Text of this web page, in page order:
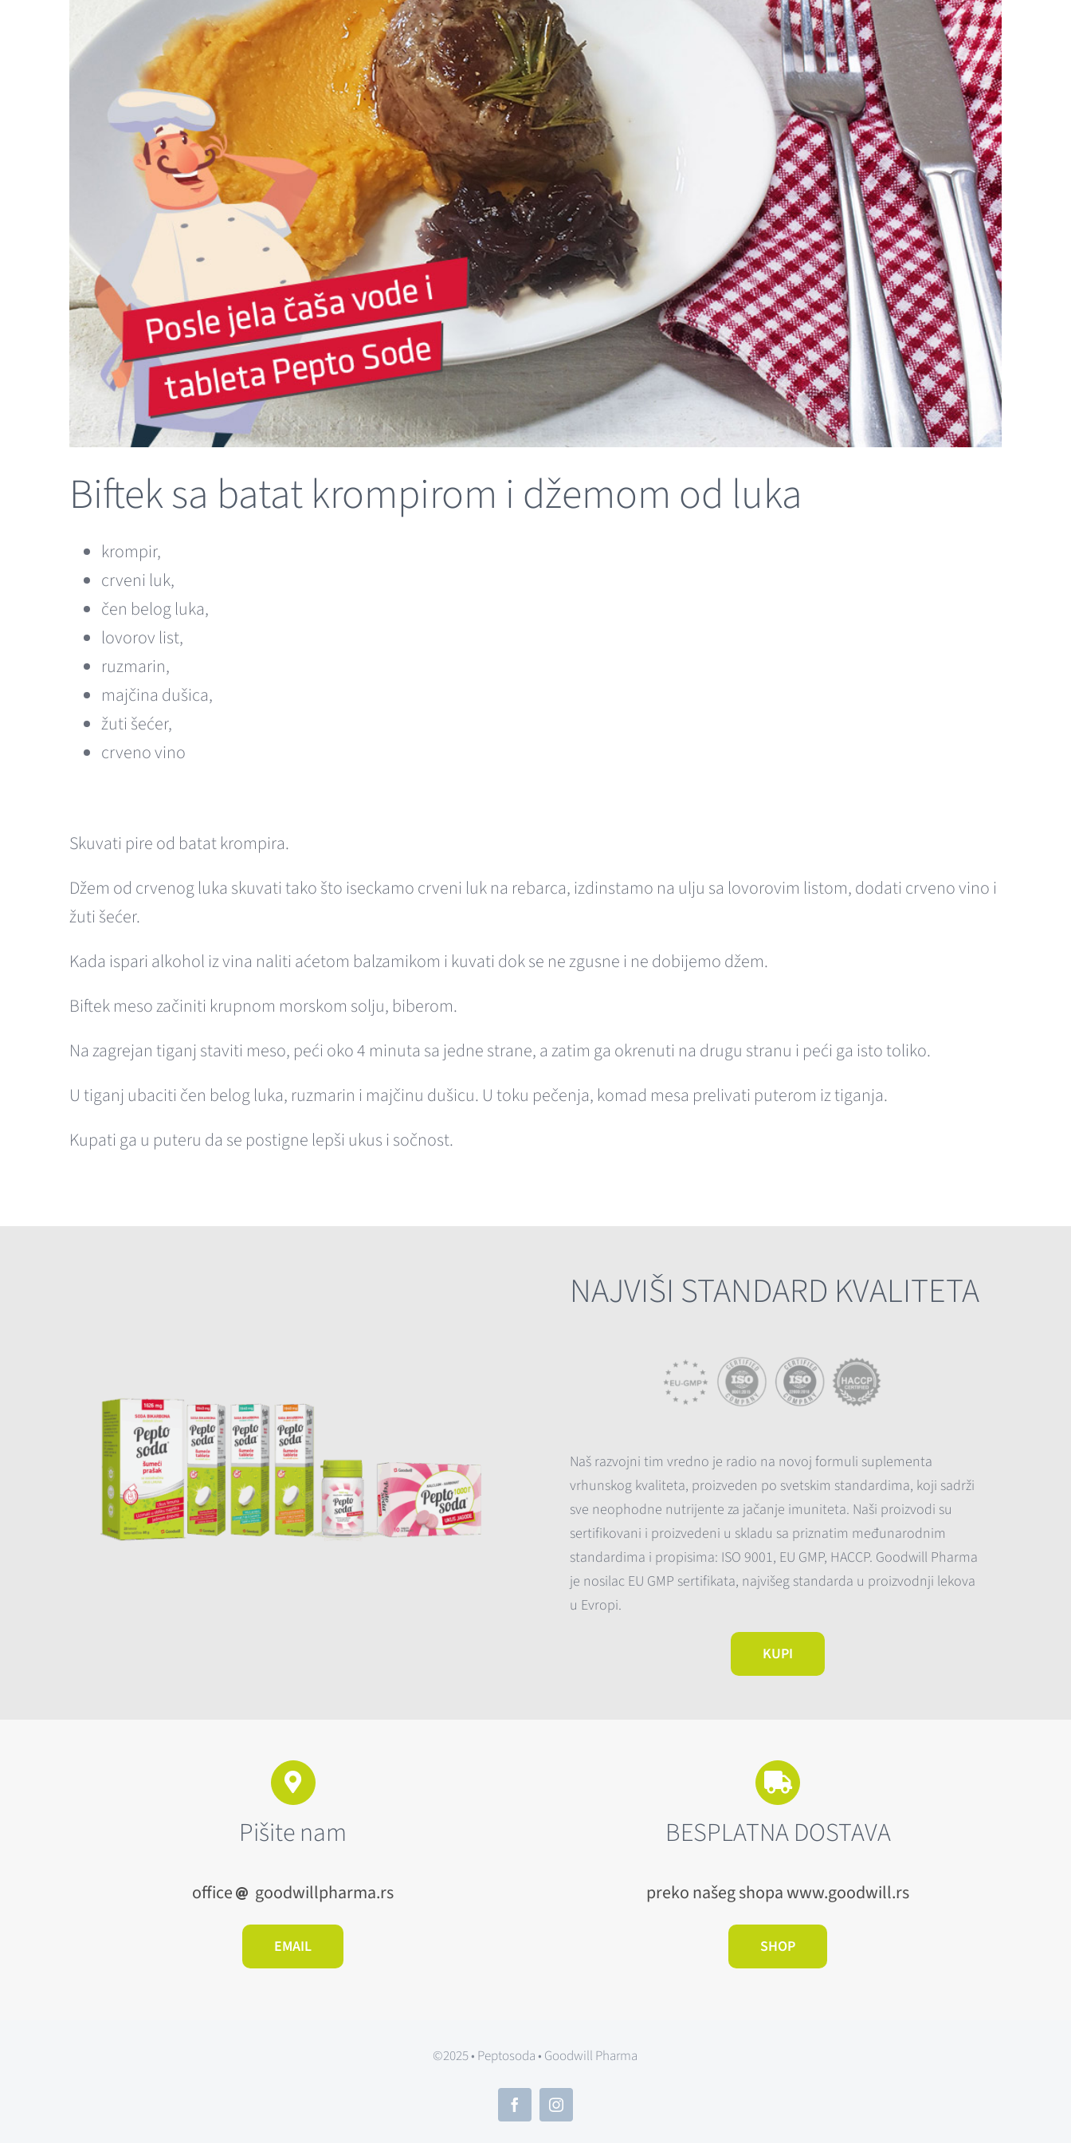
Biftek sa batat krompirom i džemom od luka
krompir,
crveni luk,
čen belog luka,
lovorov list,
ruzmarin,
majčina dušica,
žuti šećer,
crveno vino
Skuvati pire od batat krompira.
Džem od crvenog luka skuvati tako što iseckamo crveni luk na rebarca, izdinstamo na ulju sa lovorovim listom, dodati crveno vino i
žuti šećer.
Kada ispari alkohol iz vina naliti aćetom balzamikom i kuvati dok se ne zgusne i ne dobijemo džem.
Biftek meso začiniti krupnom morskom solju, biberom.
Na zagrejan tiganj staviti meso, peći oko 4 minuta sa jedne strane, a zatim ga okrenuti na drugu stranu i peći ga isto toliko.
U tiganj ubaciti čen belog luka, ruzmarin i majčinu dušicu. U toku pečenja, komad mesa prelivati puterom iz tiganja.
Kupati ga u puteru da se postigne lepši ukus i sočnost.
NAJVIŠI STANDARD KVALITETA
Naš razvojni tim vredno je radio na novoj formuli suplementa
vrhunskog kvaliteta, proizveden po svetskim standardima, koji sadrži
sve neophodne nutrijente za jačanje imuniteta. Naši proizvodi su
sertifikovani i proizvedeni u skladu sa priznatim međunarodnim
standardima i propisima: ISO 9001, EU GMP, HACCP. Goodwill Pharma
je nosilac EU GMP sertifikata, najvišeg standarda u proizvodnji lekova
u Evropi.
KUPI
Pišite nam
office goodwillpharma.rs
EMAIL
BESPLATNA DOSTAVA
preko našeg shopa www.goodwill.rs
SHOP
©2025 • Peptosoda • Goodwill Pharma